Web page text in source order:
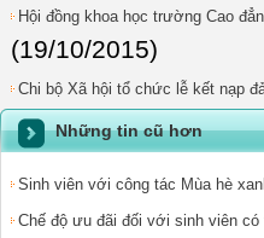
Hội đồng khoa học trường Cao
(19/10/2015)
Chi bộ Xã hội tổ chức lễ kết nạp
Những tin cũ hơn
Sinh viên với công tác Mùa hè
Chế độ ưu đãi đối với sinh viên